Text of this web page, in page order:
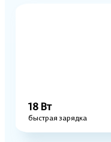
18 Вт
быстрая зарядка